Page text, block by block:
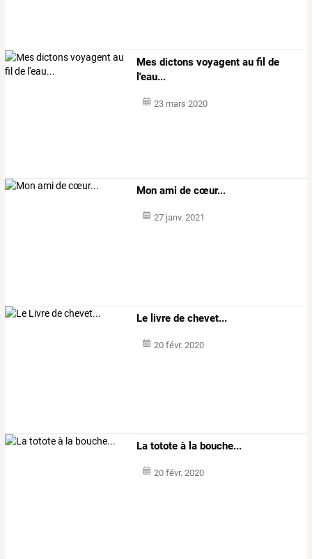
Mes dictons voyagent au fil de
l'eau...
23 mars 2020
Mon ami de cœur...
27 janv. 2021
Le livre de chevet...
20 févr. 2020
La totote à la bouche...
20 févr. 2020